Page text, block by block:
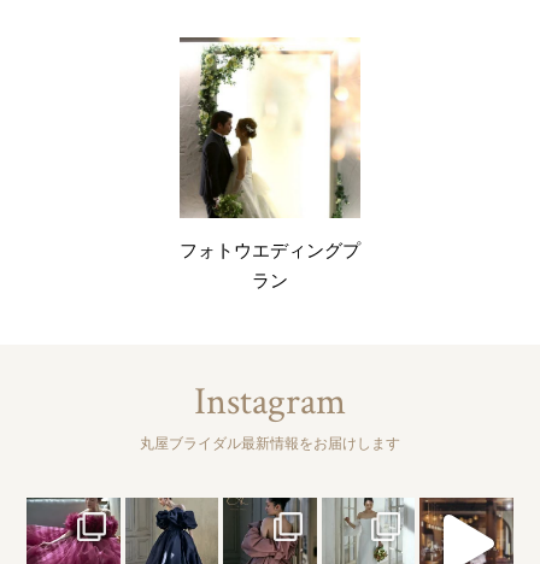
フォトウエディングプ
ラン
Instagram
丸屋ブライダル最新情報をお届けします